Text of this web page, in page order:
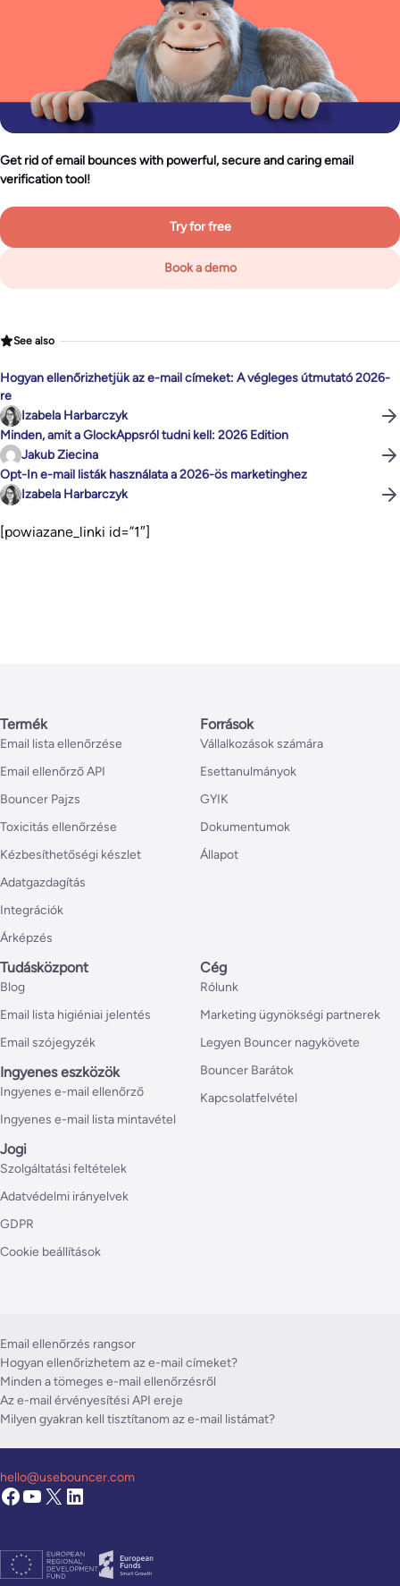
Get rid of email bounces with powerful, secure and caring email
verification tool!
Try for free
Book a demo
See also
Hogyan ellenőrizhetjük az e-mail címeket: A végleges útmutató 2026-
re
Izabela Harbarczyk
Minden, amit a GlockAppsról tudni kell: 2026 Edition
Jakub Ziecina
Opt-In e-mail listák használata a 2026-ös marketinghez
Izabela Harbarczyk
[powiazane_linki id=”1″]
Termék
Email lista ellenőrzése
Email ellenőrző API
Bouncer Pajzs
Toxicitás ellenőrzése
Kézbesíthetőségi készlet
Adatgazdagítás
Integrációk
Árképzés
Források
Vállalkozások számára
Esettanulmányok
GYIK
Dokumentumok
Állapot
Tudásközpont
Blog
Email lista higiéniai jelentés
Email szójegyzék
Ingyenes eszközök
Ingyenes e-mail ellenőrző
Ingyenes e-mail lista mintavétel
Cég
Rólunk
Marketing ügynökségi partnerek
Legyen Bouncer nagykövete
Bouncer Barátok
Kapcsolatfelvétel
Jogi
Szolgáltatási feltételek
Adatvédelmi irányelvek
GDPR
Cookie beállítások
Email ellenőrzés rangsor
Hogyan ellenőrizhetem az e-mail címeket?
Minden a tömeges e-mail ellenőrzésről
Az e-mail érvényesítési API ereje
Milyen gyakran kell tisztítanom az e-mail listámat?
hello@usebouncer.com